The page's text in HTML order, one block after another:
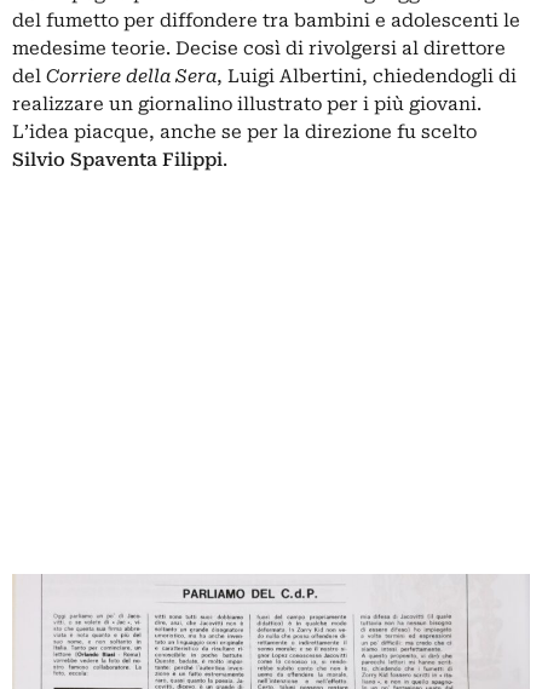
del fumetto per diffondere tra bambini e adolescenti le
medesime teorie. Decise così di rivolgersi al direttore
del Corriere della Sera, Luigi Albertini, chiedendogli di
realizzare un giornalino illustrato per i più giovani.
L’idea piacque, anche se per la direzione fu scelto
Silvio Spaventa Filippi.